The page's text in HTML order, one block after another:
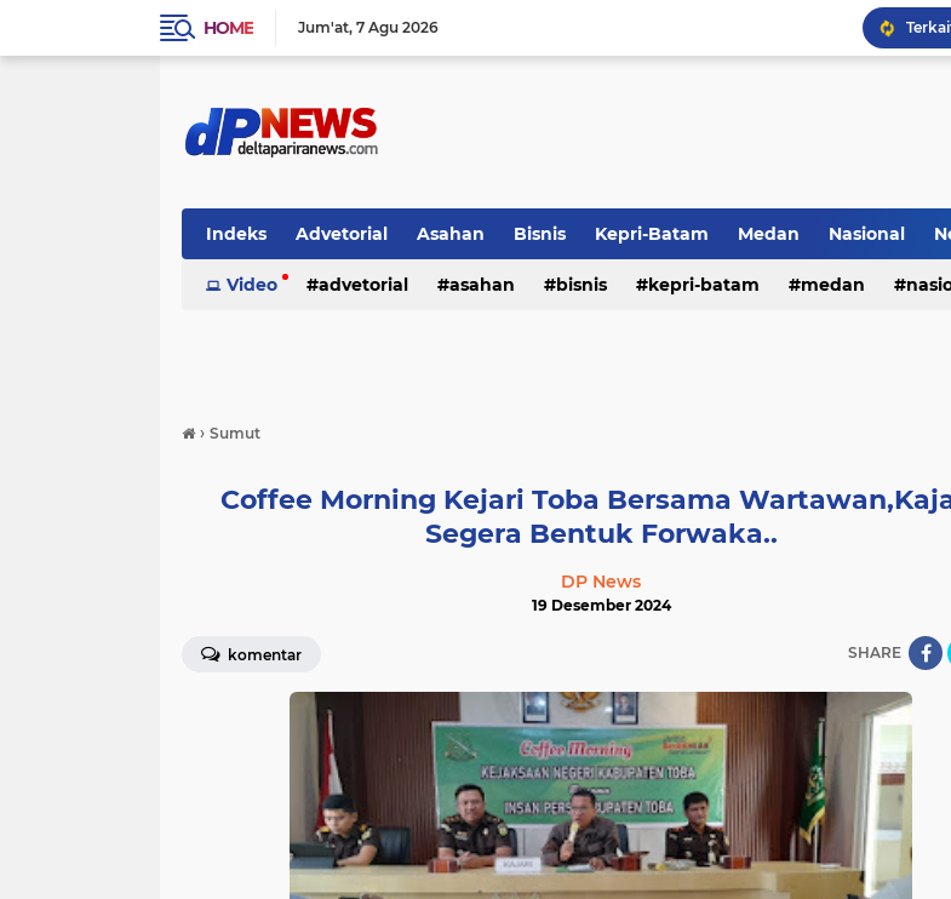
HOME Jum'at 7 Agu 2026
Indeks Advetorial Asahan Bisnis Kepri-Batam Medan Nasional
Video advetorial asahan bisnis kepri-batam medan
› Sumut
Coffee Morning Kejari Toba Bersama
Segera Bentuk Forwaka..
DP News
19 Desember 2024
komentar SHARE